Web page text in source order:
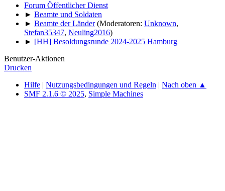
Forum Öffentlicher Dienst
► Beamte und Soldaten
► Beamte der Länder (Moderatoren: Unknown,
Stefan35347, Neuling2016)
► [HH] Besoldungsrunde 2024-2025 Hamburg
Benutzer-Aktionen
Drucken
Hilfe | Nutzungsbedingungen und Regeln | Nach oben ▲
SMF 2.1.6 © 2025, Simple Machines